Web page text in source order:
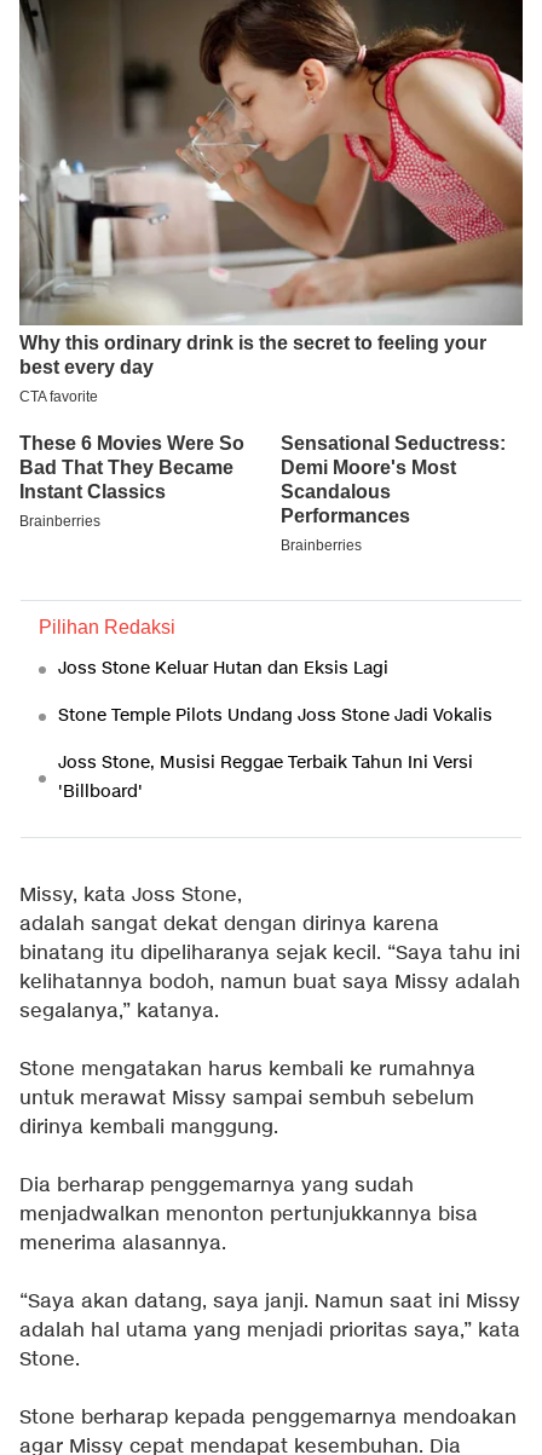
Pilihan Redaksi
Joss Stone Keluar Hutan dan Eksis Lagi
Stone Temple Pilots Undang Joss Stone Jadi Vokalis
Joss Stone, Musisi Reggae Terbaik Tahun Ini Versi
'Billboard'
Missy, kata Joss Stone,
adalah sangat dekat dengan dirinya karena
binatang itu dipeliharanya sejak kecil. “Saya tahu ini
kelihatannya bodoh, namun buat saya Missy adalah
segalanya,” katanya.
Stone mengatakan harus kembali ke rumahnya
untuk merawat Missy sampai sembuh sebelum
dirinya kembali manggung.
Dia berharap penggemarnya yang sudah
menjadwalkan menonton pertunjukkannya bisa
menerima alasannya.
“Saya akan datang, saya janji. Namun saat ini Missy
adalah hal utama yang menjadi prioritas saya,” kata
Stone.
Stone berharap kepada penggemarnya mendoakan
agar Missy cepat mendapat kesembuhan. Dia